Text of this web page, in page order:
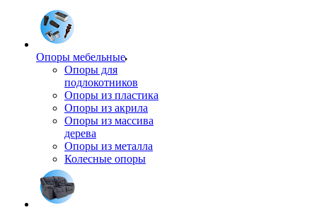
Опоры мебельные
Опоры для
подлокотников
Опоры из пластика
Опоры из акрила
Опоры из массива
дерева
Опоры из металла
Колесные опоры